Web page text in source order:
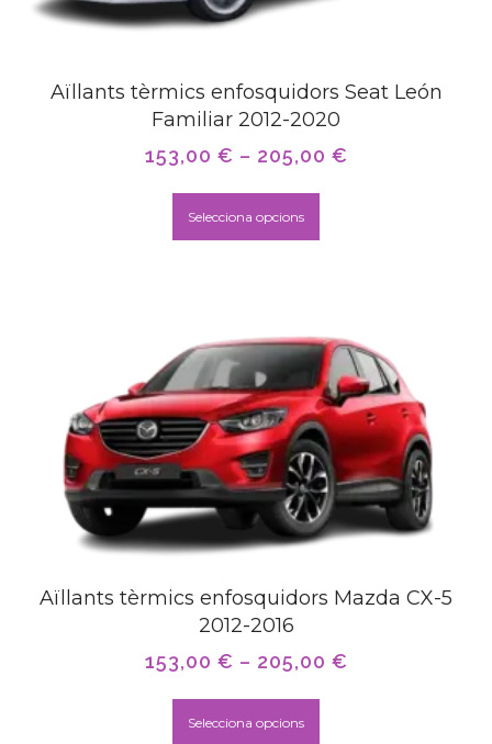
Aïllants tèrmics enfosquidors Seat León
Familiar 2012-2020
153,00 € – 205,00 €
Selecciona opcions
Aïllants tèrmics enfosquidors Mazda CX-5
2012-2016
153,00 € – 205,00 €
Selecciona opcions